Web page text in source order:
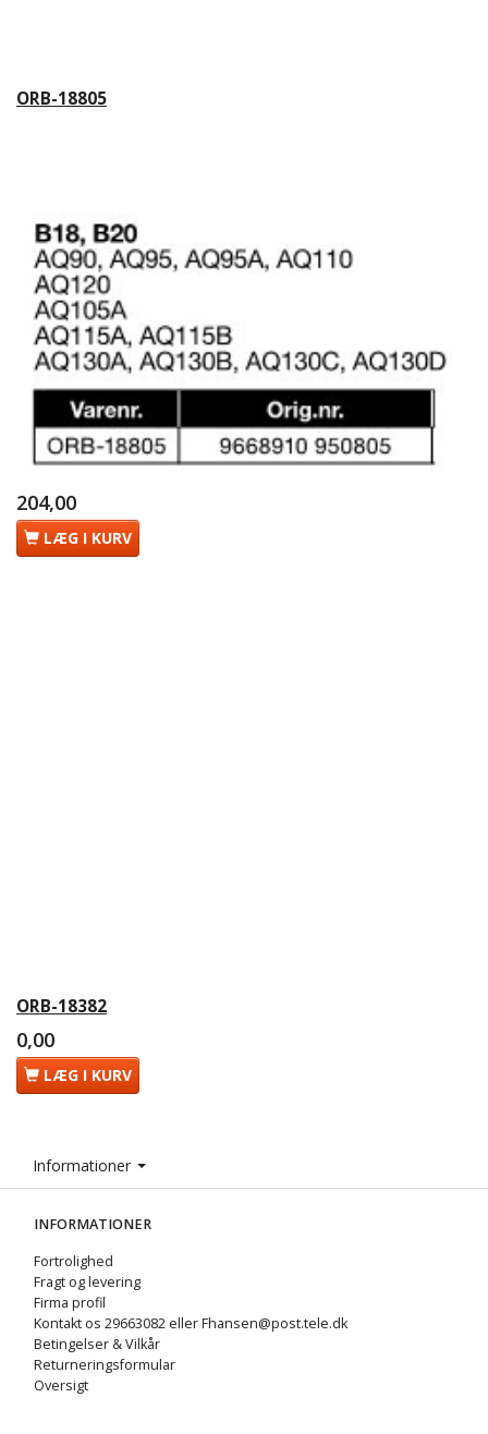
ORB-18805
204,00
LÆG I KURV
ORB-18382
0,00
LÆG I KURV
Informationer
INFORMATIONER
Fortrolighed
Fragt og levering
Firma profil
Kontakt os 29663082 eller Fhansen@post.tele.dk
Betingelser & Vilkår
Returneringsformular
Oversigt